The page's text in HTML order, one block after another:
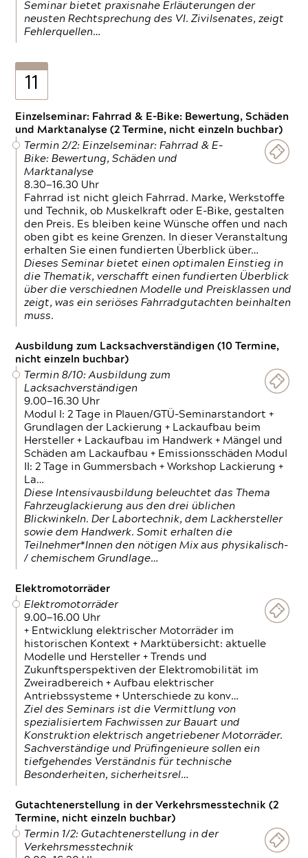
Seminar bietet praxisnahe Erläuterungen der
neusten Rechtsprechung des VI. Zivilsenates, zeigt
Fehlerquellen…
11
Einzelseminar: Fahrrad & E-Bike: Bewertung, Schäden
und Marktanalyse (2 Termine, nicht einzeln buchbar)
Termin 2/2: Einzelseminar: Fahrrad & E-
Bike: Bewertung, Schäden und
Marktanalyse
8.30—16.30 Uhr
Fahrrad ist nicht gleich Fahrrad. Marke, Werkstoffe
und Technik, ob Muskelkraft oder E-Bike, gestalten
den Preis. Es bleiben keine Wünsche offen und nach
oben gibt es keine Grenzen. In dieser Veranstaltung
erhalten Sie einen fundierten Überblick über…
Dieses Seminar bietet einen optimalen Einstieg in
die Thematik, verschafft einen fundierten Überblick
über die verschiednen Modelle und Preisklassen und
zeigt, was ein seriöses Fahrradgutachten beinhalten
muss.
Ausbildung zum Lacksachverständigen (10 Termine,
nicht einzeln buchbar)
Termin 8/10: Ausbildung zum
Lacksachverständigen
9.00—16.30 Uhr
Modul I: 2 Tage in Plauen/GTÜ-Seminarstandort +
Grundlagen der Lackierung + Lackaufbau beim
Hersteller + Lackaufbau im Handwerk + Mängel und
Schäden am Lackaufbau + Emissionsschäden Modul
II: 2 Tage in Gummersbach + Workshop Lackierung +
La…
Diese Intensivausbildung beleuchtet das Thema
Fahrzeuglackierung aus den drei üblichen
Blickwinkeln. Der Labortechnik, dem Lackhersteller
sowie dem Handwerk. Somit erhalten die
Teilnehmer*Innen den nötigen Mix aus physikalisch-
/ chemischem Grundlage…
Elektromotorräder
Elektromotorräder
9.00—16.00 Uhr
+ Entwicklung elektrischer Motorräder im
historischen Kontext + Marktübersicht: aktuelle
Modelle und Hersteller + Trends und
Zukunftsperspektiven der Elektromobilität im
Zweiradbereich + Aufbau elektrischer
Antriebssysteme + Unterschiede zu konv…
Ziel des Seminars ist die Vermittlung von
spezialisiertem Fachwissen zur Bauart und
Konstruktion elektrisch angetriebener Motorräder.
Sachverständige und Prüfingenieure sollen ein
tiefgehendes Verständnis für technische
Besonderheiten, sicherheitsrel…
Gutachtenerstellung in der Verkehrsmesstechnik (2
Termine, nicht einzeln buchbar)
Termin 1/2: Gutachtenerstellung in der
Verkehrsmesstechnik